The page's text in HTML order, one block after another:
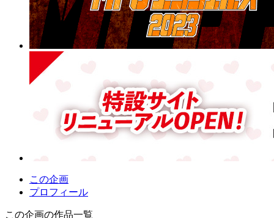
この企画
プロフィール
この企画の作品一覧